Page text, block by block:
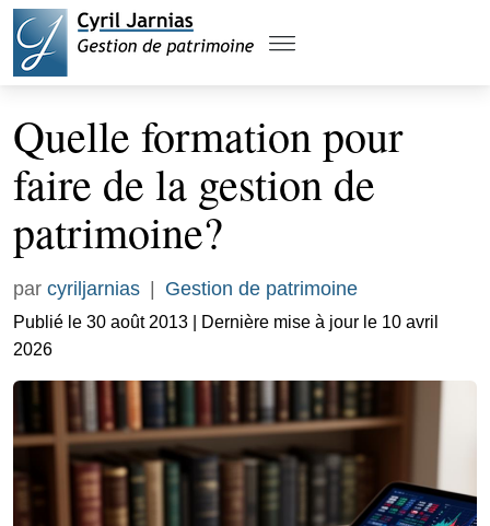
Quelle formation pour
faire de la gestion de
patrimoine?
par cyriljarnias Gestion de patrimoine
Publié le 30 août 2013 | Dernière mise à jour le 10 avril
2026